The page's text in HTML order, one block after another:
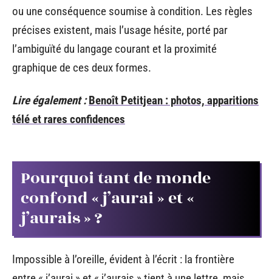
ou une conséquence soumise à condition. Les règles
précises existent, mais l’usage hésite, porté par
l’ambiguïté du langage courant et la proximité
graphique de ces deux formes.
Lire également : Benoît Petitjean : photos, apparitions
télé et rares confidences
Pourquoi tant de monde
confond « j’aurai » et «
j’aurais » ?
Impossible à l’oreille, évident à l’écrit : la frontière